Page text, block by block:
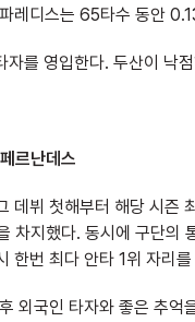
레디스는 65타수 동안
를 영입한다. 두산이 낙
르난데스
뷔 첫해부터 해당 시즌
차지했다. 동시에 구단의
번 최다 안타 1위 자리
외국인 타자와 좋은 추